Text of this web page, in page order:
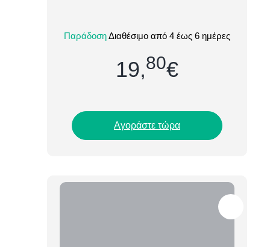
Basics Port (00117B) συνδυάζει
αντοχή, καλύπτοντας...
ΠαράδοσηΔιαθέσιμο από 4 έως 6 ημέρες
19,80€
Αγοράστε τώρα